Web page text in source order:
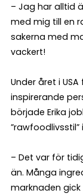
– Jag har alltid
med mig till en
sakerna med
vackert!
Under året i
inspirerande
började Erika
”rawfoodlivsstil”
– Det var för
än. Många
marknaden